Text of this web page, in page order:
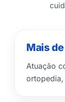
Mais
Atuação